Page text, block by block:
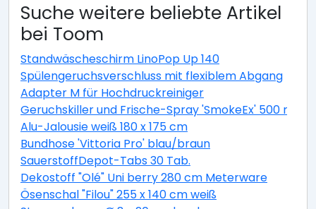
Suche weitere beliebte Artikel
bei Toom
Standwäscheschirm LinoPop Up 140
Spülengeruchsverschluss mit flexiblem Abgang
Adapter M für Hochdruckreiniger
Geruchskiller und Frische-Spray 'SmokeEx' 500 ml
Alu-Jalousie weiß 180 x 175 cm
Bundhose 'Vittoria Pro' blau/braun
SauerstoffDepot-Tabs 30 Tab.
Dekostoff "Olé" Uni berry 280 cm Meterware
Ösenschal "Filou" 255 x 140 cm weiß